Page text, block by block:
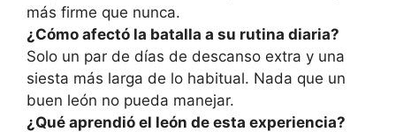
más firme que nunca.
¿Cómo afectó la batalla a su rutina diaria?
Solo un par de días de descanso extra y una
siesta más larga de lo habitual. Nada que un
buen león no pueda manejar.
¿Qué aprendió el león de esta experiencia?